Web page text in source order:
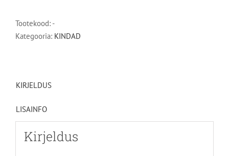
Tootekood: -
Kategooria: KINDAD
KIRJELDUS
LISAINFO
Kirjeldus